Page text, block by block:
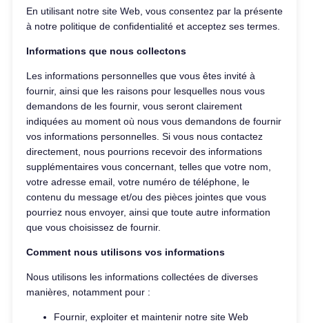
En utilisant notre site Web, vous consentez par la présente
à notre politique de confidentialité et acceptez ses termes.
Informations que nous collectons
Les informations personnelles que vous êtes invité à
fournir, ainsi que les raisons pour lesquelles nous vous
demandons de les fournir, vous seront clairement
indiquées au moment où nous vous demandons de fournir
vos informations personnelles. Si vous nous contactez
directement, nous pourrions recevoir des informations
supplémentaires vous concernant, telles que votre nom,
votre adresse email, votre numéro de téléphone, le
contenu du message et/ou des pièces jointes que vous
pourriez nous envoyer, ainsi que toute autre information
que vous choisissez de fournir.
Comment nous utilisons vos informations
Nous utilisons les informations collectées de diverses
manières, notamment pour :
Fournir, exploiter et maintenir notre site Web